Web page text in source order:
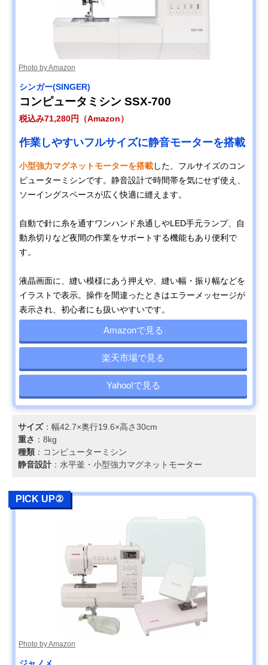
Photo by Amazon
シンガー(SINGER)
コンピュータミシン SSX-700
税込み71,280円（Amazon）
作業しやすいフルサイズに静音モーターを搭載
小型強力マグネットモーターを搭載した、フルサイズのコン
ピューターミシンです。静音設計で時間帯を気にせず使え、
ソーイングスペースが広く快適に縫えます。
自動で針に糸を通すワンハンド糸通しやLED手元ランプ、自
動糸切りなど夜間の作業をサポートする機能もあり便利で
す。
液晶画面に、縫い模様にあう押えや、縫い幅・振り幅などを
イラストで表示。操作を間違ったときはエラーメッセージが
表示され、初心者にも扱いやすいです。
Amazonで見る
楽天市場で見る
Yahoo!で見る
サイズ：幅42.7×奥行19.6×高さ30cm
重さ ：8kg
種類 ：コンピューターミシン
静音設計 ：水平釜・小型強力マグネットモーター
PICK UP②
Photo by Amazon